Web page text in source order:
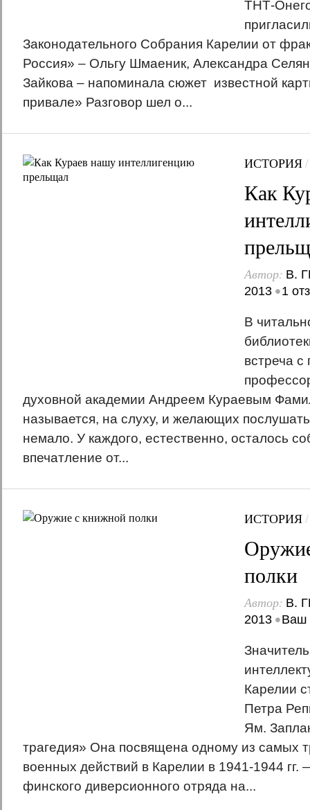
ТНТ-
Законодательного Собрания Карелии от
Россия» – Ольгу Шмаеник, Александра
Зайкова – напоминала сюжет известной
привале» Разговор шел о...
ИСТОРИЯ
Как
Автор: В.
2013 •1
В
встреча с
духовной академии Андреем Кураевым
называется, на слуху, и желающих
немало. У каждого, естественно, осталось
впечатление от...
ИСТОРИЯ
полки
Автор: В.
2013 •Ваш
Карелии
Петра
Ям.
трагедия» Она посвящена одному из самых
военных действий в Карелии в 1941-1944
финского диверсионного отряда на...